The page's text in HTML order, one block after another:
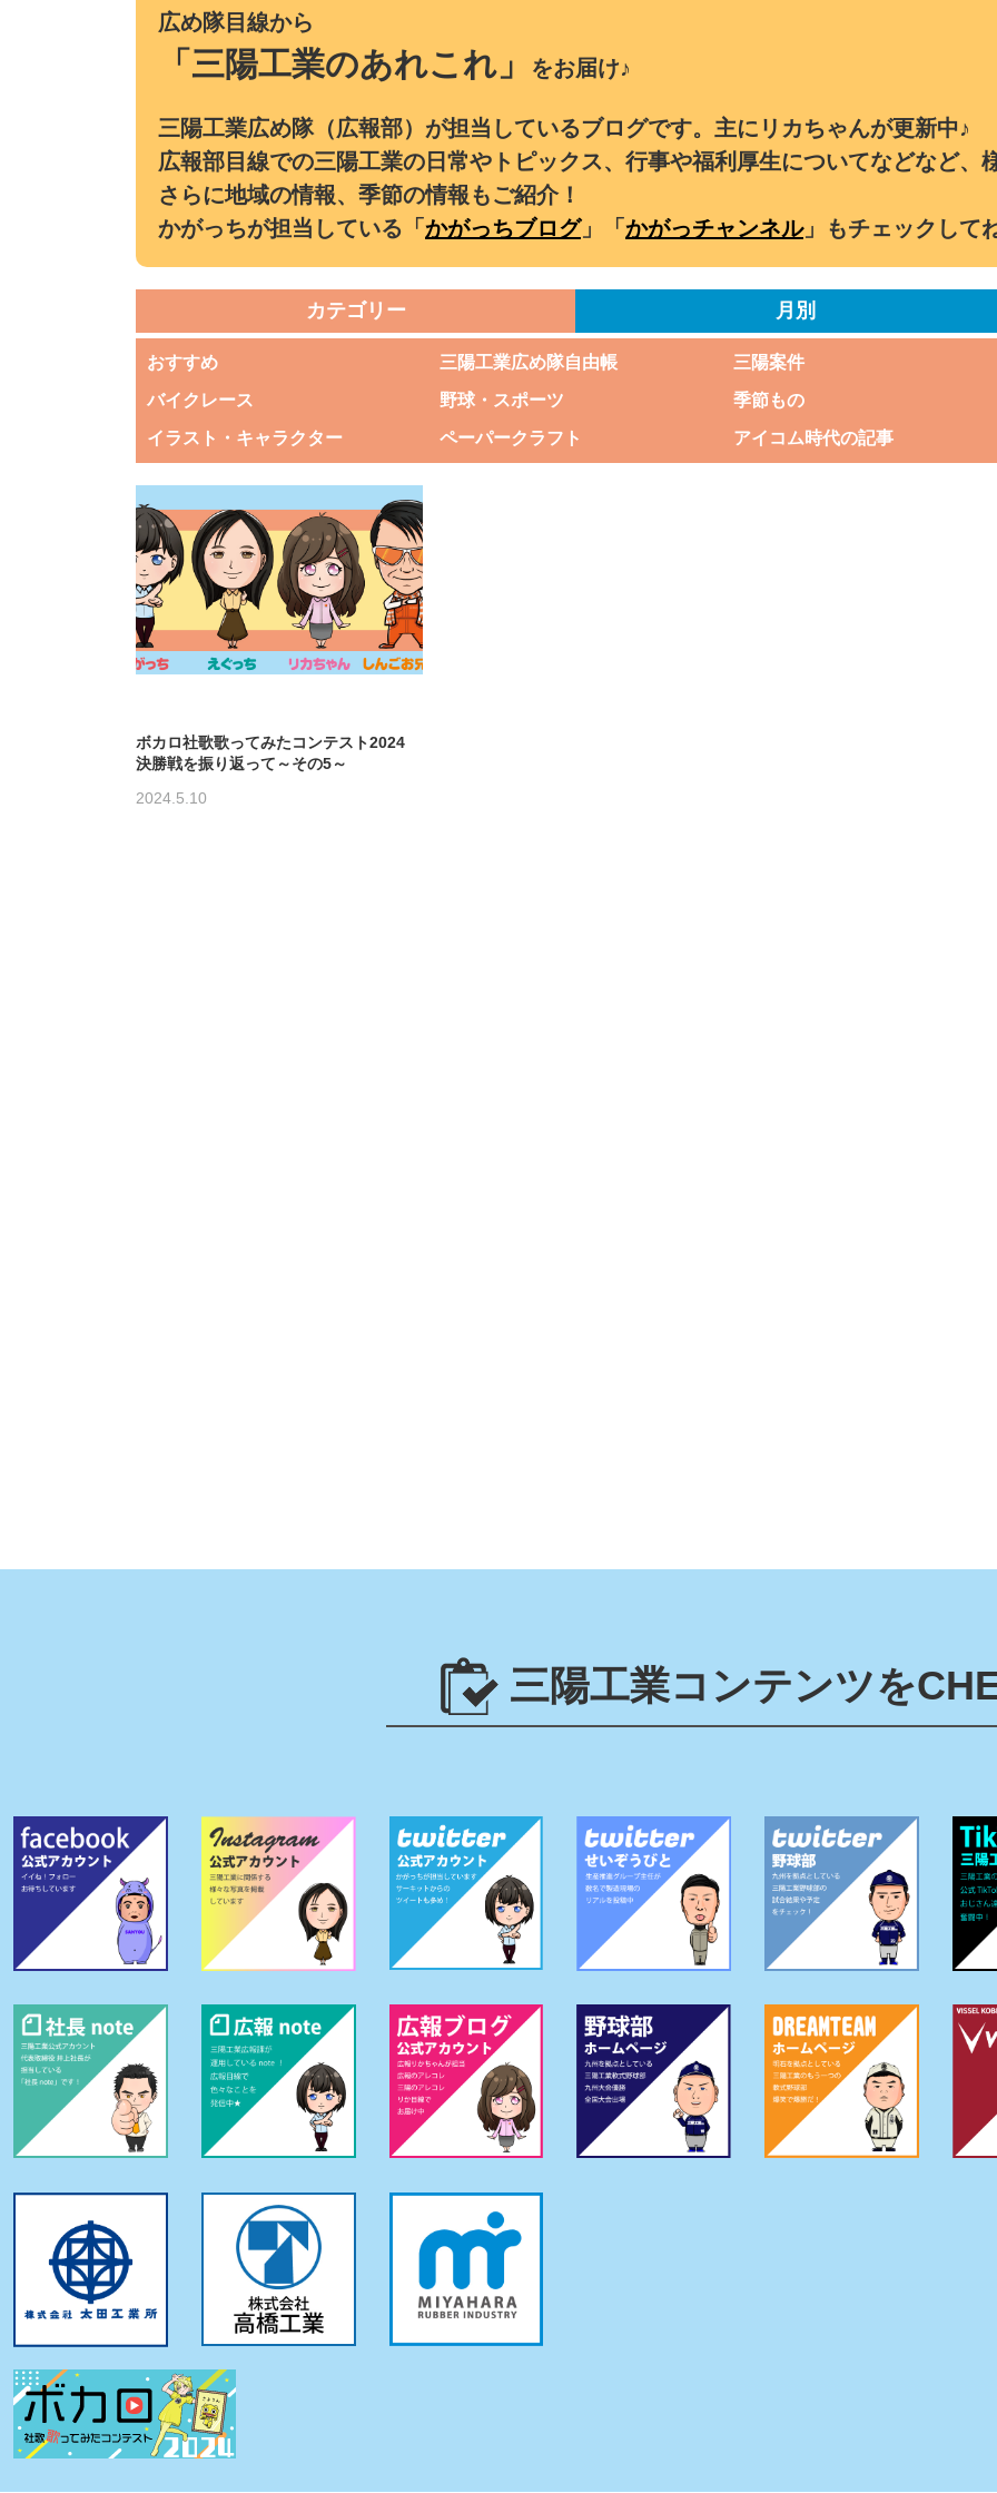
広め隊目線から
「三陽工業のあれこれ」 をお届け♪
三陽工業広め隊（広報部）が担当しているブログです。主にリカちゃんが更新中♪
広報部目線での三陽工業の日常やトピックス、行事や福利厚生についてなどなど、
さらに地域の情報、季節の情報もご紹介！
かがっちが担当している「 かがっちブログ」「 かがっチャンネル」もチェックして
カテゴリー 月別
おすすめ 三陽工業広め隊自由帳
三陽案件
バイクレース
野球・スポーツ
季節もの
イラスト・キャラクター
ペーパークラフト アイコム時代の記事
ボカロ社歌歌ってみたコンテスト2024
決勝戦を振り返って～その5～
2024.5.10
三陽工業コンテンツを